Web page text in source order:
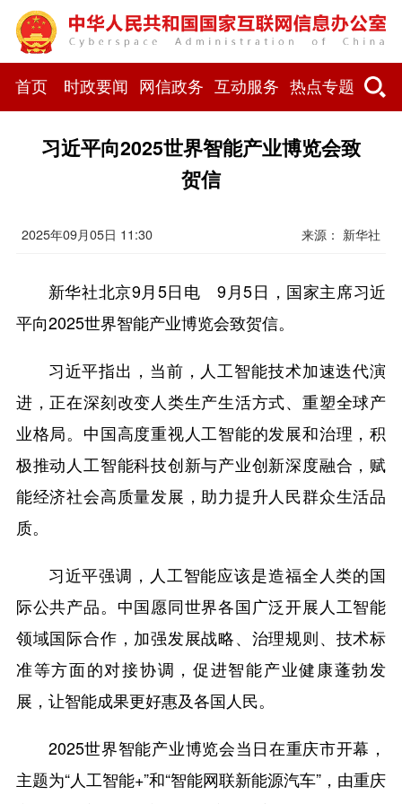
首页 时政要闻 网信政务 互动服务 热点专题
习近平向2025世界智能产业博览会致
贺信
2025年09月05日 11:30 来源： 新华社
新华社北京9月5日电 9月5日，国家主席习近
平向2025世界智能产业博览会致贺信。
习近平指出，当前，人工智能技术加速迭代演
进，正在深刻改变人类生产生活方式、重塑全球产
业格局。中国高度重视人工智能的发展和治理，积
极推动人工智能科技创新与产业创新深度融合，赋
能经济社会高质量发展，助力提升人民群众生活品
质。
习近平强调，人工智能应该是造福全人类的国
际公共产品。中国愿同世界各国广泛开展人工智能
领域国际合作，加强发展战略、治理规则、技术标
准等方面的对接协调，促进智能产业健康蓬勃发
展，让智能成果更好惠及各国人民。
2025世界智能产业博览会当日在重庆市开幕，
主题为“人工智能+”和“智能网联新能源汽车”，由重庆